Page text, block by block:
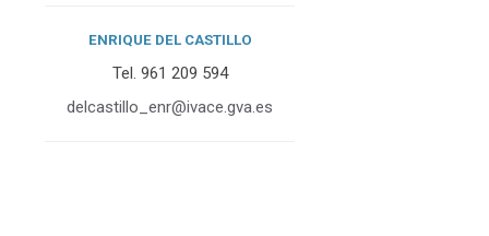
ENRIQUE DEL CASTILLO
Tel. 961 209 594
delcastillo_ enr@ivace.gva.es